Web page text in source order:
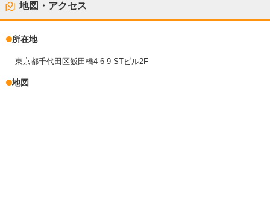
地図・アクセス
所在地
東京都千代田区飯田橋4-6-9 STビル2F
地図